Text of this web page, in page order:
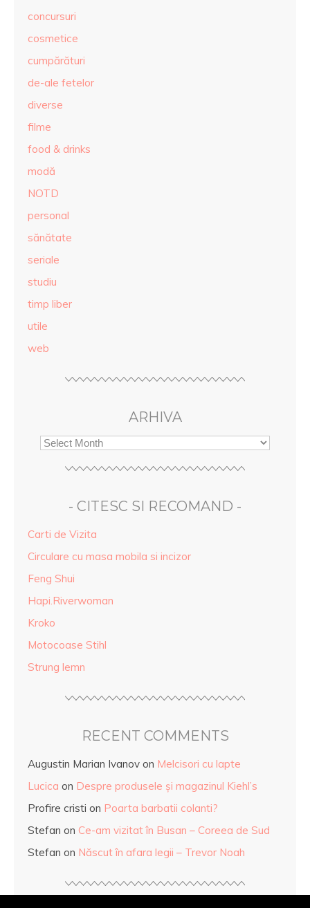
concursuri
cosmetice
cumpărături
de-ale fetelor
diverse
filme
food & drinks
modă
NOTD
personal
sănătate
seriale
studiu
timp liber
utile
web
ARHIVA
- CITESC SI RECOMAND -
Carti de Vizita
Circulare cu masa mobila si incizor
Feng Shui
Hapi.Riverwoman
Kroko
Motocoase Stihl
Strung lemn
RECENT COMMENTS
Augustin Marian Ivanov on Melcisori cu lapte
Lucica on Despre produsele și magazinul Kiehl’s
Profire cristi on Poarta barbatii colanti?
Stefan on Ce-am vizitat în Busan – Coreea de Sud
Stefan on Născut în afara legii – Trevor Noah